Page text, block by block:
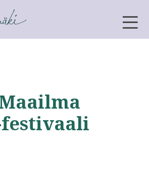
festivaali